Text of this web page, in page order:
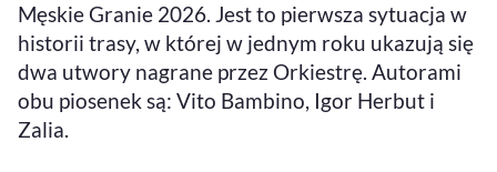
Deklaracja dostępności , otwiera się w nowym oknie
Zgłoś problem
, otwiera się w
Męskie Granie 2026. Jest to pierwsza sytuacja w
historii trasy, w której w jednym roku ukazują się
dwa utwory nagrane przez Orkiestrę. Autorami
obu piosenek są: Vito Bambino, Igor Herbut i
Zalia.